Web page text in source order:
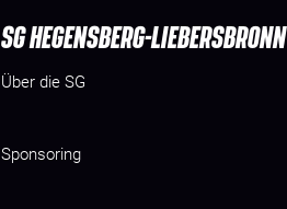
SG HEGENSBERG-LIEBERSBRONN
Über die SG
Sponsoring